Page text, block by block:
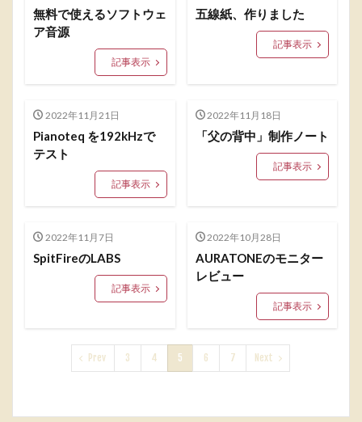
無料で使えるソフトウェ
ア音源
記事表示
五線紙、作りました
記事表示
2022年11月21日
Pianoteq を192kHzで
テスト
記事表示
2022年11月18日
「父の背中」制作ノート
記事表示
2022年11月7日
SpitFireのLABS
記事表示
2022年10月28日
AURATONEのモニター
レビュー
記事表示
Prev 3 4 5 6 7 Next